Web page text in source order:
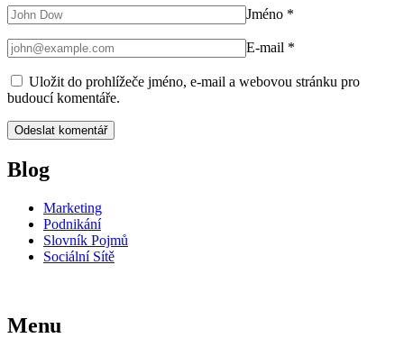
Jméno *
E-mail *
Uložit do prohlížeče jméno, e-mail a webovou stránku pro
budoucí komentáře.
Blog
Marketing
Podnikání
Slovník Pojmů
Sociální Sítě
Menu